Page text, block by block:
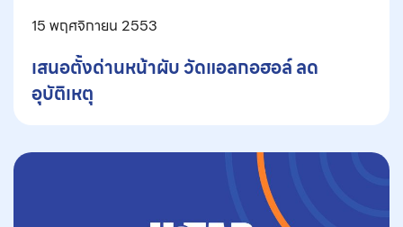
15 พฤศจิกายน 2553
เสนอตั้งด่านหน้าผับ วัดแอลกอฮอล์ ลด
อุบัติเหตุ